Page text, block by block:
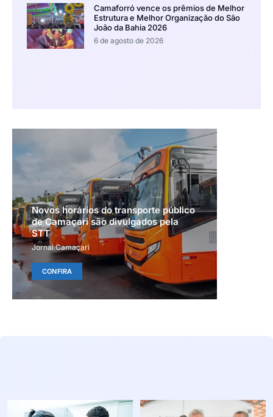
Camaforró vence os prêmios de Melhor
Estrutura e Melhor Organização do São
João da Bahia 2026
6 de agosto de 2026
Novos horários do transporte público
de Camaçari são divulgados pela
STT
Jornal Camaçari
CONFIRA